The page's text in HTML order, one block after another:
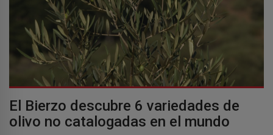
El Bierzo descubre 6 variedades de
olivo no catalogadas en el mundo